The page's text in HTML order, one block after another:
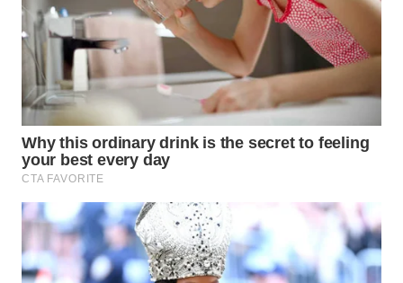
WN
TAPANULI
SELATAN
WN
TANJUNG
LESUNG
KARO
WN
SIMALUNGUN